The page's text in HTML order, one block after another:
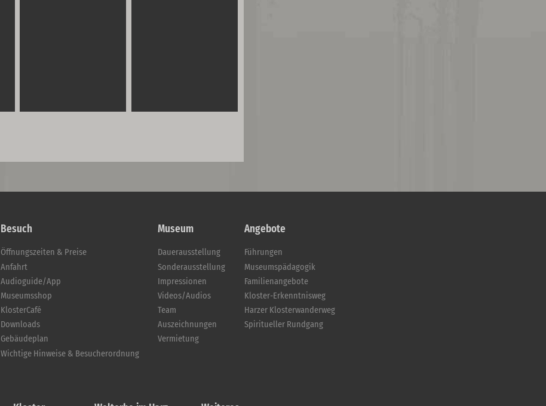
Besuch
Öffnungszeiten & Preise
Anfahrt
Audioguide/App
Museumsshop
KlosterCafé
Downloads
Gebäudeplan
Wichtige Hinweise & Besucherordnung
Museum
Dauerausstellung
Sonderausstellung
Impressionen
Videos/Audios
Team
Auszeichnungen
Vermietung
Angebote
Führungen
Museumspädagogik
Familienangebote
Kloster-Erkenntnisweg
Harzer Klosterwanderweg
Spiritueller Rundgang